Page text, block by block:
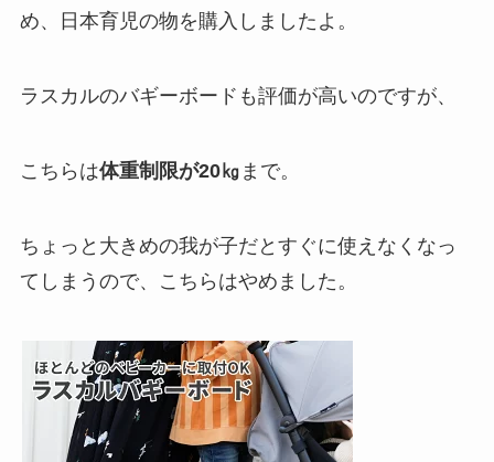
め、日本育児の物を購入しましたよ。
ラスカルのバギーボードも評価が高いのですが、
こちらは体重制限が20㎏ まで。
ちょっと大きめの我が子だとすぐに使えなくなっ
てしまうので、こちらはやめました。